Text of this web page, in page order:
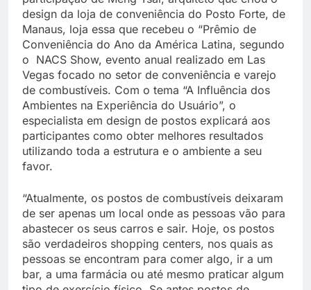
design da loja de conveniência do Posto Forte, de
Manaus, loja essa que recebeu o “Prêmio de
Conveniência do Ano da América Latina, segundo
o NACS Show, evento anual realizado em Las
Vegas focado no setor de conveniência e varejo
de combustíveis. Com o tema “A Influência dos
Ambientes na Experiência do Usuário”, o
especialista em design de postos explicará aos
participantes como obter melhores resultados
utilizando toda a estrutura e o ambiente a seu
favor.
“Atualmente, os postos de combustíveis deixaram
de ser apenas um local onde as pessoas vão para
abastecer os seus carros e sair. Hoje, os postos
são verdadeiros shopping centers, nos quais as
pessoas se encontram para comer algo, ir a um
bar, a uma farmácia ou até mesmo praticar algum